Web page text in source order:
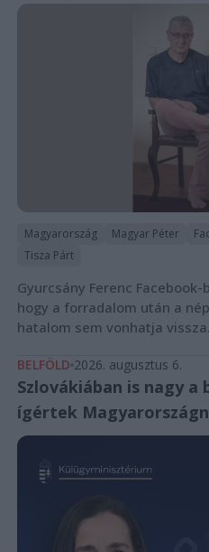
Magyarország Magyar Péter
Tisza Párt
Gyurcsány Ferenc
hogy a forradalom után a
hatalom sem vonhatja vissza.
BELFÖLD 2026. augusztus 6.
Szlovákiában is nagy a
ígértek